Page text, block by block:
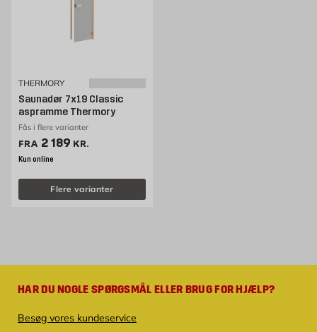
THERMORY
Saunadør 7x19 Classic
aspramme Thermory
Fås i flere varianter
FRA Pris 2189 kr. /stk
2 189 KR.
Kun online
Flere varianter
HAR DU NOGLE SPØRGSMÅL ELLER BRUG FOR HJÆLP?
Besøg vores kundeservice